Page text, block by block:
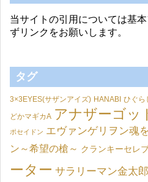
当サイトの引用については基
ずリンクをお願いします。
タグ
3×3EYES(サザンアイズ) HANABI ひぐら
どかマギカA アナザーゴッ
ポセイドン エヴァンゲリヲン魂
ン～希望の槍～ クランキーセレ
ーター サラリーマン金太郎